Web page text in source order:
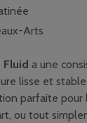
Arts
Fluid a une
lisse et
parfaite pour
ou tout